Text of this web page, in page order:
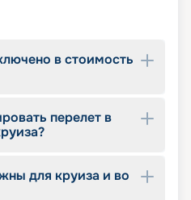
в стоимость
перелет в
для круиза и во